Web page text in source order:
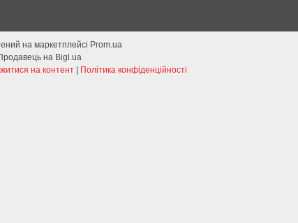
на маркетплейсі Prom.ua
на Bigl.ua
на контент | Політика конфіденційності